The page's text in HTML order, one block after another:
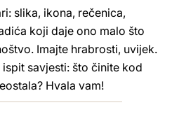
slika, ikona, rečenica,
koji daje ono malo što
Imajte hrabrosti, uvijek.
savjesti: što činite kod
Hvala vam!